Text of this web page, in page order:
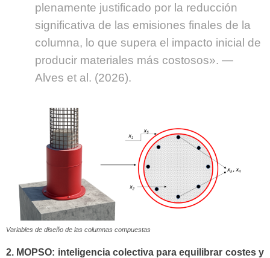
plenamente justificado por la reducción
significativa de las emisiones finales de la
columna, lo que supera el impacto inicial de
producir materiales más costosos». —
Alves et al. (2026).
Variables de diseño de las columnas compuestas
2. MOPSO: inteligencia colectiva para equilibrar costes y